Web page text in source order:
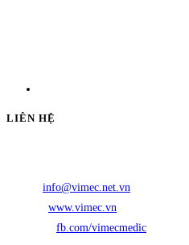
LIÊN HỆ
info@vimec.net.vn
www.vimec.vn
fb.com/vimecmedic